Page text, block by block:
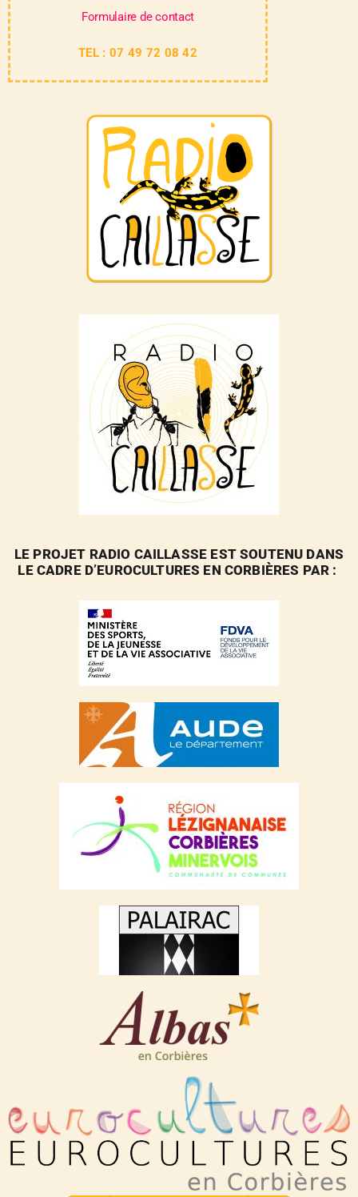
Formulaire de contact
TEL : 07 49 72 08 42
LE PROJET RADIO CAILLASSE EST SOUTENU DANS
LE CADRE D’EUROCULTURES EN CORBIÈRES PAR :